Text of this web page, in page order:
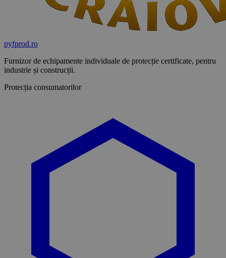
pyfprod.ro
Furnizor de echipamente individuale de protecție certificate, pentru
industrie și construcții.
Protecția consumatorilor